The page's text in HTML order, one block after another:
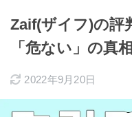
Zaif(ザイフ)の評
「危ない」の真
2022年9月20日